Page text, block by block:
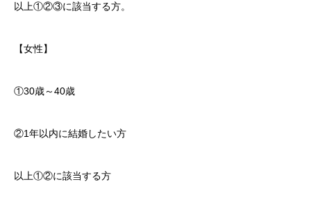
以上①②③に該当する方。
【女性】
①30歳～40歳
②1年以内に結婚したい方
以上①②に該当する方